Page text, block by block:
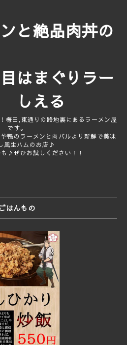
と絶品肉丼の
！
まぐりラー
しえる
梅田,東通りの路地裏にあるラーメン屋
です。
鴨のラーメンと肉バルより新鮮で美味
風生ハムのお店♪
♪ぜひお試しください！！
ごはんもの